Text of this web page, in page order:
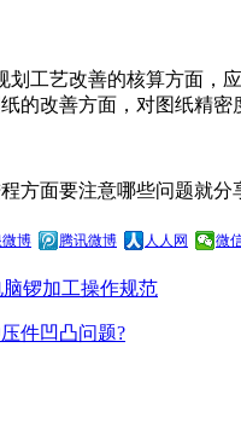
划工艺改善的核算方面，
的改善方面，对图纸精
方面要注意哪些问题就
博 腾讯微博 人人网 微
锣加工操作规范
件凹凸问题?